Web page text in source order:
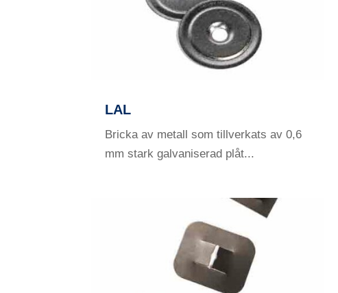
LAL
Bricka av metall som tillverkats av 0,6
mm stark galvaniserad plåt...